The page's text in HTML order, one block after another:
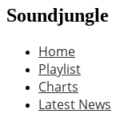
Soundjungle
Home
Playlist
Charts
Latest News